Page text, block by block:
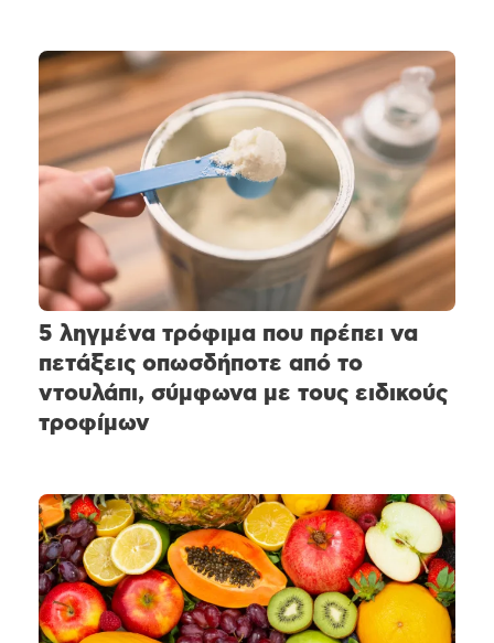
5 ληγμένα τρόφιμα που πρέπει να
πετάξεις οπωσδήποτε από το
ντουλάπι, σύμφωνα με τους ειδικούς
τροφίμων